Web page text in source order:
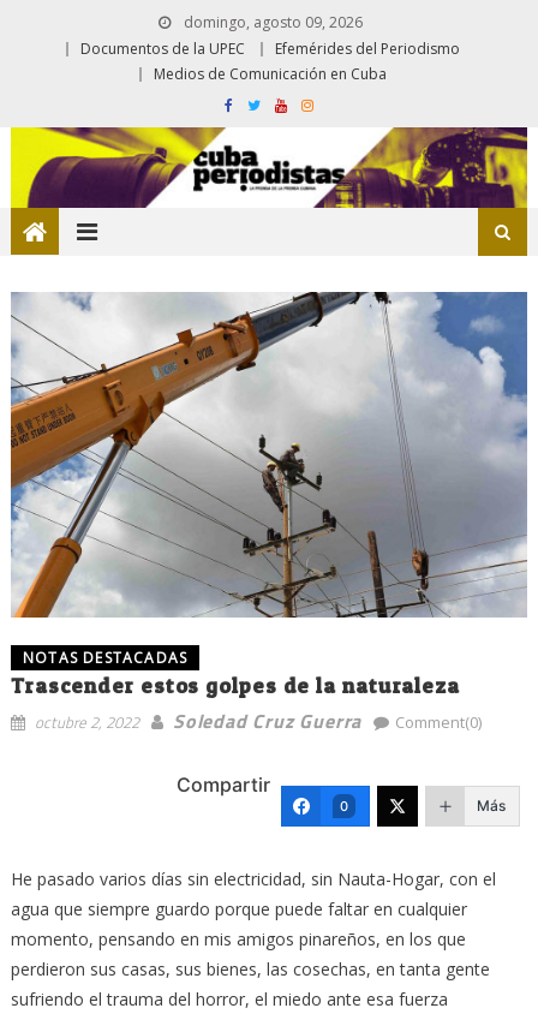
domingo, agosto 09, 2026
Documentos de la UPEC
Efemérides del Periodismo
Medios de Comunicación en Cuba
NOTAS DESTACADAS
Trascender estos golpes de la naturaleza
octubre 2, 2022 Soledad Cruz Guerra Comment(0)
Compartir
0 Más
He pasado varios días sin electricidad, sin Nauta-Hogar, con el
agua que siempre guardo porque puede faltar en cualquier
momento, pensando en mis amigos pinareños, en los que
perdieron sus casas, sus bienes, las cosechas, en tanta gente
sufriendo el trauma del horror, el miedo ante esa fuerza